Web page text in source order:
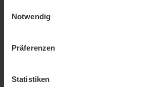
Notwendig
Präferenzen
Statistiken